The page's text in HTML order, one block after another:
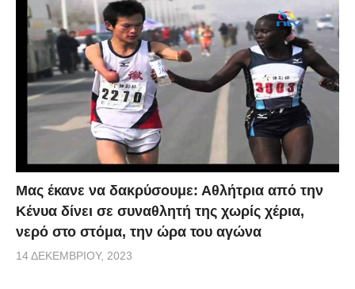
Μας έκανε να δακρύσουμε: Αθλήτρια από την
Κένυα δίνει σε συναθλητή της χωρίς χέρια,
νερό στο στόμα, την ώρα του αγώνα
14 ΔΕΚΕΜΒΡΊΟΥ, 2023